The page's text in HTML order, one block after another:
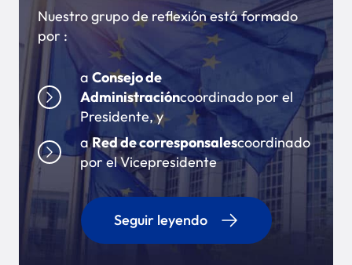
Nuestro grupo de reflexión está formado
por :
a Consejo de
Administracióncoordinado por el
Presidente, y
aRed de corresponsalescoordinado
por el Vicepresidente
Seguir leyendo